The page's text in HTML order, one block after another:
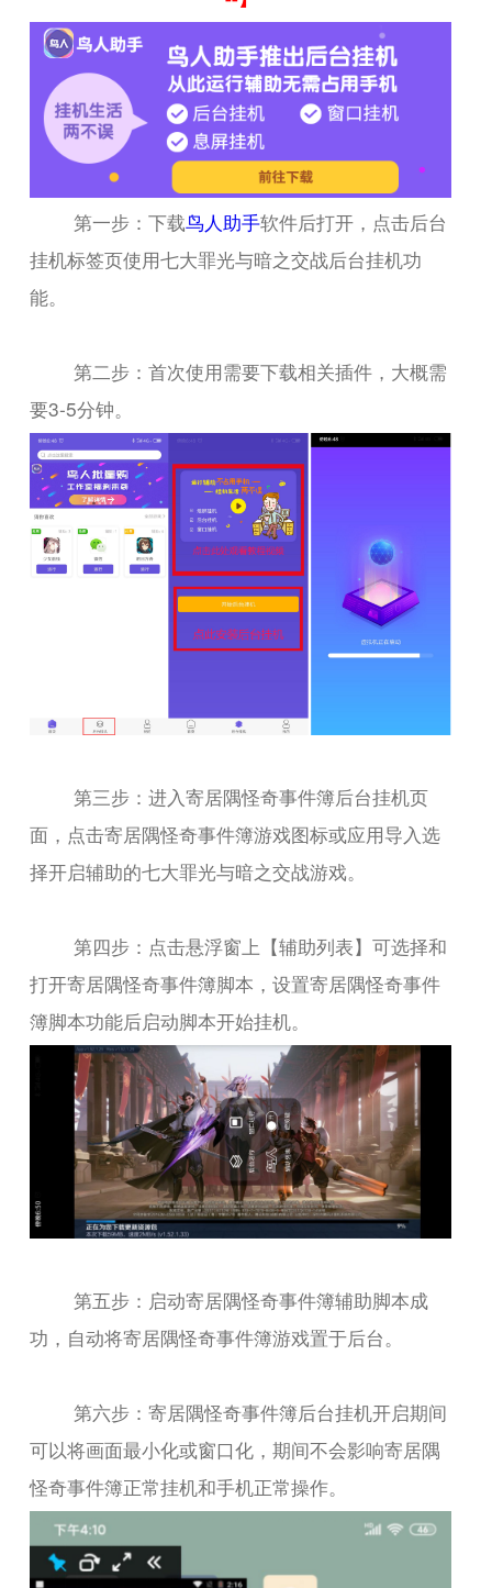
第一步：下载鸟人助手软件后打开，点击后台
挂机标签页使用七大罪光与暗之交战后台挂机功
能。
第二步：首次使用需要下载相关插件，大概需
要3-5分钟。
第三步：进入寄居隅怪奇事件簿后台挂机页
面，点击寄居隅怪奇事件簿游戏图标或应用导入选
择开启辅助的七大罪光与暗之交战游戏。
第四步：点击悬浮窗上【辅助列表】可选择和
打开寄居隅怪奇事件簿脚本，设置寄居隅怪奇事件
簿脚本功能后启动脚本开始挂机。
第五步：启动寄居隅怪奇事件簿辅助脚本成
功，自动将寄居隅怪奇事件簿游戏置于后台。
第六步：寄居隅怪奇事件簿后台挂机开启期间
可以将画面最小化或窗口化，期间不会影响寄居隅
怪奇事件簿正常挂机和手机正常操作。